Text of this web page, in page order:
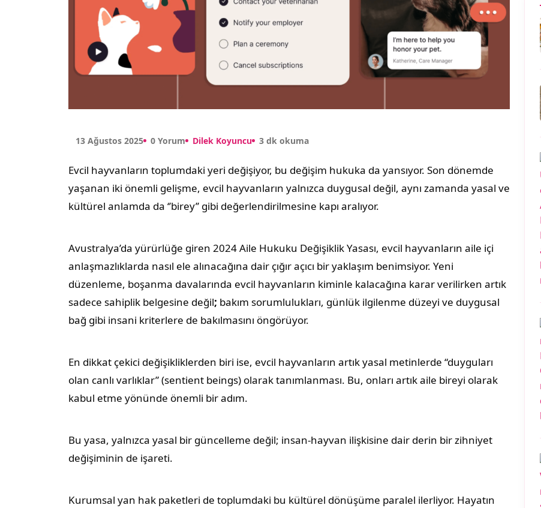
13 Ağustos 2025 0 Yorum Dilek Koyuncu 3 dk okuma
Evcil hayvanların toplumdaki yeri değişiyor, bu değişim hukuka da yansıyor. Son dönemde
yaşanan iki önemli gelişme, evcil hayvanların yalnızca duygusal değil, aynı zamanda yasal ve
kültürel anlamda da ‘’birey’’ gibi değerlendirilmesine kapı aralıyor.
Avustralya’da yürürlüğe giren 2024 Aile Hukuku Değişiklik Yasası, evcil hayvanların aile içi
anlaşmazlıklarda nasıl ele alınacağına dair çığır açıcı bir yaklaşım benimsiyor. Yeni
düzenleme, boşanma davalarında evcil hayvanların kiminle kalacağına karar verilirken artık
sadece sahiplik belgesine değil; bakım sorumlulukları, günlük ilgilenme düzeyi ve duygusal
bağ gibi insani kriterlere de bakılmasını öngörüyor.
En dikkat çekici değişikliklerden biri ise, evcil hayvanların artık yasal metinlerde “duyguları
olan canlı varlıklar” (sentient beings) olarak tanımlanması. Bu, onları artık aile bireyi olarak
kabul etme yönünde önemli bir adım.
Bu yasa, yalnızca yasal bir güncelleme değil; insan-hayvan ilişkisine dair derin bir zihniyet
değişiminin de işareti.
Kurumsal yan hak paketleri de toplumdaki bu kültürel dönüşüme paralel ilerliyor. Hayatın